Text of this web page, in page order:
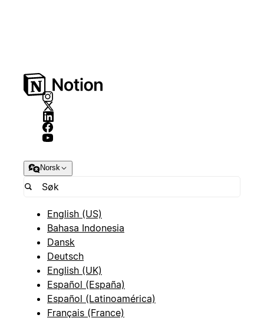
Norsk
English (US)
Bahasa Indonesia
Dansk
Deutsch
English (UK)
Español (España)
Español (Latinoamérica)
Français (France)